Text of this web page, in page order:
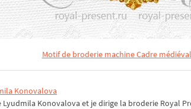
Motif de broderie machine Cadre
Konovalova
Konovalova et je dirige la broderie Royal